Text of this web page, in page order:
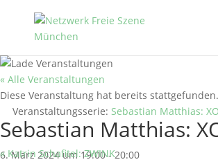
« Alle Veranstaltungen
Diese Veranstaltung hat bereits stattgefunden.
Veranstaltungsserie: Sebastian Matthias:
Sebastian Matthias:
6. März 2024 um 19:00-20:00
«Katrin Schafitel: ZWINK